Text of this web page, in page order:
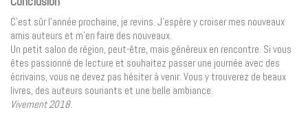
C’est sûr l’année prochaine, je revins. J’espère y croiser mes nouveaux
amis auteurs et m’en faire des nouveaux.
Un petit salon de région, peut-être, mais généreux en rencontre. Si vous
êtes passionné de lecture et souhaitez passer une journée avec des
écrivains, vous ne devez pas hésiter à venir. Vous y trouverez de beaux
livres, des auteurs souriants et une belle ambiance.
Vivement 2018.